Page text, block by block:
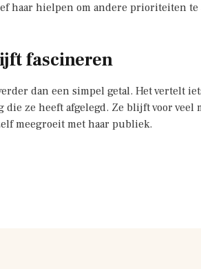
haar hielpen om andere prioriteiten te
fascineren
dan een simpel getal. Het vertelt
ze heeft afgelegd. Ze blijft voor veel
meegroeit met haar publiek.